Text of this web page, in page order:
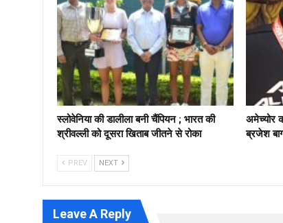
स्लोवेनिया की डालीला बनी चैंपियन ; भारत की
श्रीवल्ली को दूसरा खिताब जीतने से रोका
अमेच्योर
ब्रजेश
PREV NEXT
Leave A Reply